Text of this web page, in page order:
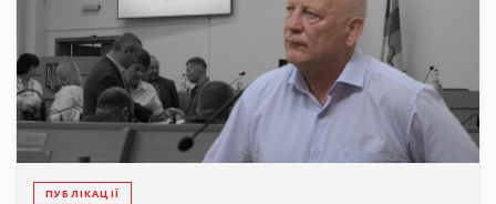
ПУБЛІКАЦІЇ